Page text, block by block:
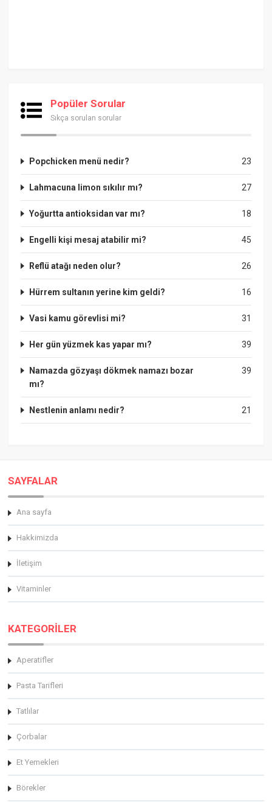
Popüler Sorular
Sıkça sorulan sorular
23
Popchicken menü nedir?
27
Lahmacuna limon sıkılır mı?
18
Yoğurtta antioksidan var mı?
45
Engelli kişi mesaj atabilir mi?
26
Reflü atağı neden olur?
16
Hürrem sultanın yerine kim geldi?
31
Vasi kamu görevlisi mi?
39
Her gün yüzmek kas yapar mı?
39
Namazda gözyaşı dökmek namazı bozar
mı?
21
Nestlenin anlamı nedir?
SAYFALAR
Ana sayfa
Hakkimizda
İletişim
Vitaminler
KATEGORİLER
Aperatifler
Pasta Tarifleri
Tatlılar
Çorbalar
Et Yemekleri
Börekler